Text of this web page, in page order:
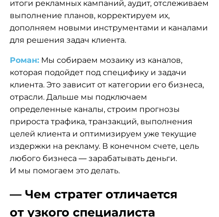
итоги рекламных кампаний, аудит, отслеживаем
выполнение планов, корректируем их,
дополняем новыми инструментами и каналами
для решения задач клиента.
Роман: Мы собираем мозаику из каналов,
которая подойдет под специфику и задачи
клиента. Это зависит от категории его бизнеса,
отрасли. Дальше мы подключаем
определенные каналы, строим прогнозы
прироста трафика, транзакций, выполнения
целей клиента и оптимизируем уже текущие
издержки на рекламу. В конечном счете, цель
любого бизнеса — зарабатывать деньги.
И мы помогаем это делать.
— Чем стратег отличается
от узкого специалиста